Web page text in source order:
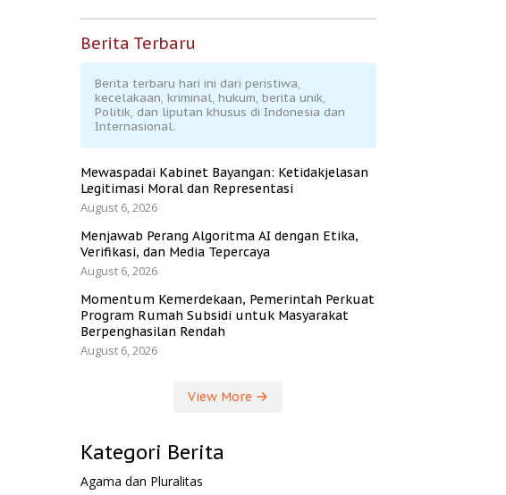
Berita Terbaru
Berita terbaru hari ini dari peristiwa,
kecelakaan, kriminal, hukum, berita unik,
Politik, dan liputan khusus di Indonesia dan
Internasional.
Mewaspadai Kabinet Bayangan: Ketidakjelasan
Legitimasi Moral dan Representasi
August 6, 2026
Menjawab Perang Algoritma AI dengan Etika,
Verifikasi, dan Media Tepercaya
August 6, 2026
Momentum Kemerdekaan, Pemerintah Perkuat
Program Rumah Subsidi untuk Masyarakat
Berpenghasilan Rendah
August 6, 2026
View More
Kategori Berita
Agama dan Pluralitas